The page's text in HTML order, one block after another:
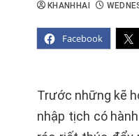
Facebook
KHANHHAI
Trước những kẽ
nhập tịch có